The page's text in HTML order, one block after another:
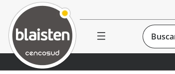
Buscar...